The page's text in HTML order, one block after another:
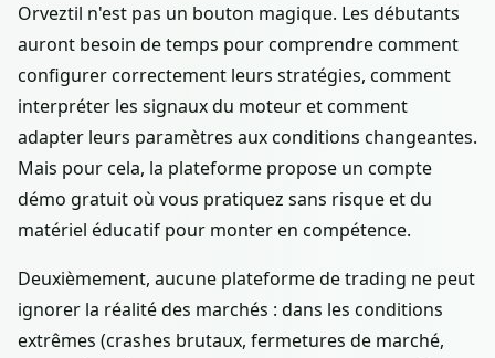
Orveztil n'est pas un bouton magique. Les débutants
auront besoin de temps pour comprendre comment
configurer correctement leurs stratégies, comment
interpréter les signaux du moteur et comment
adapter leurs paramètres aux conditions changeantes.
Mais pour cela, la plateforme propose un compte
démo gratuit où vous pratiquez sans risque et du
matériel éducatif pour monter en compétence.
Deuxièmement, aucune plateforme de trading ne peut
ignorer la réalité des marchés : dans les conditions
extrêmes (crashes brutaux, fermetures de marché,